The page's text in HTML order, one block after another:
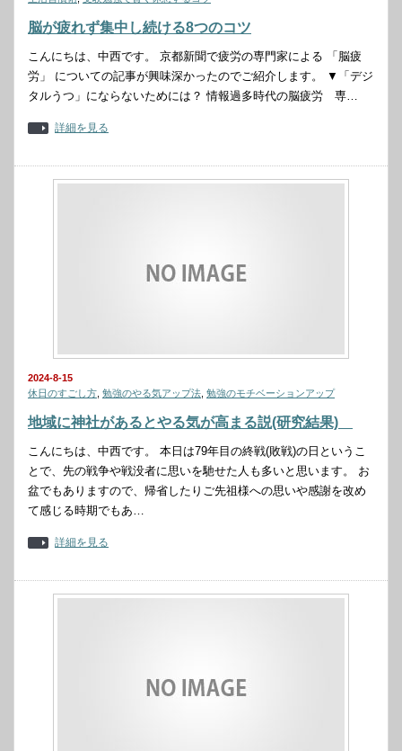
脳が疲れず集中し続ける8つのコツ
こんにちは、中西です。 京都新聞で疲労の専門家による 「脳疲
労」 についての記事が興味深かったのでご紹介します。 ▼「デジ
タルうつ」にならないためには？ 情報過多時代の脳疲労 専…
詳細を見る
2024-8-15
休日のすごし方 勉強のやる気アップ法 勉強のモチベーションアップ
地域に神社があるとやる気が高まる説(研究結果)
こんにちは、中西です。 本日は79年目の終戦(敗戦)の日というこ
とで、先の戦争や戦没者に思いを馳せた人も多いと思います。 お
盆でもありますので、帰省したりご先祖様への思いや感謝を改め
て感じる時期でもあ…
詳細を見る